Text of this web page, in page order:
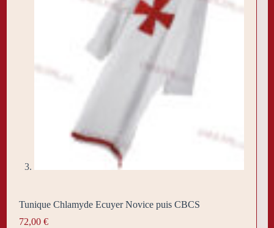
Tunique Chlamyde Ecuyer Novice puis CBCS
72,00 €